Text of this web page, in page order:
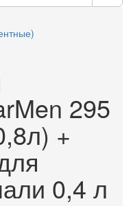
295
+
0,4 л